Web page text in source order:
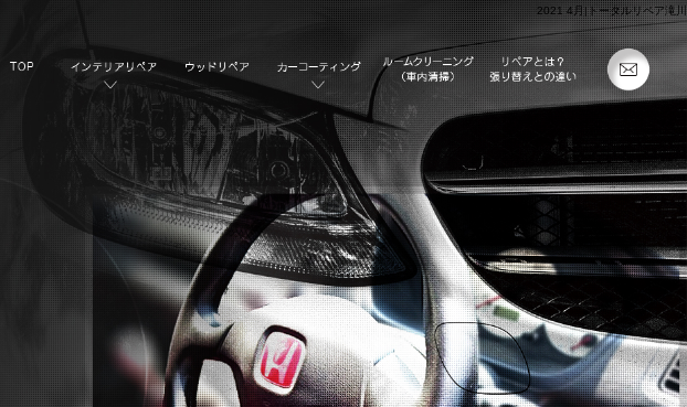
2021 4月|トータルリペア滝川